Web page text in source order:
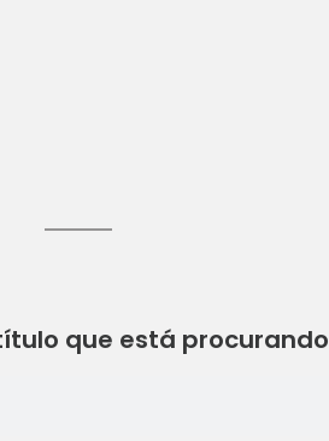
que está procurando